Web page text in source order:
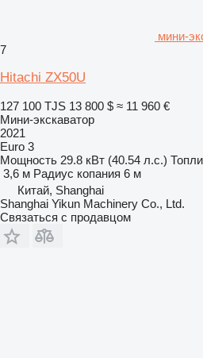
мини-
7
Hitachi ZX50U
127 100 TJS 13 800 $ ≈ 11 960 €
Мини-экскаватор
2021
Euro 3
Мощность 29.8 кВт (40.54 л.с.)
3,6 м Радиус копания 6 м
Китай, Shanghai
Shanghai Yikun Machinery Co., Ltd.
Связаться с продавцом